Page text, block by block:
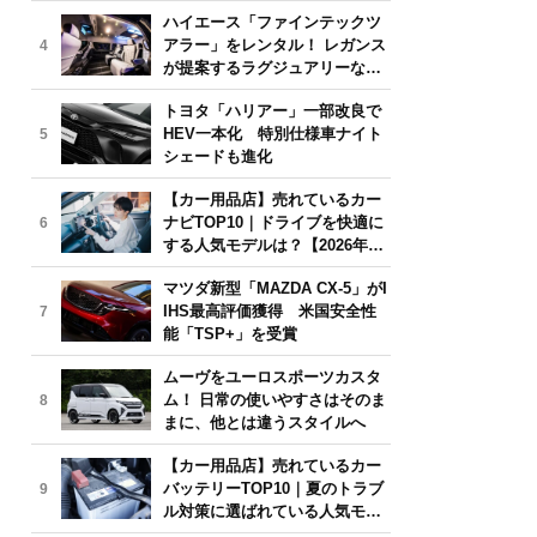
4
ハイエース「ファインテックツ
アラー」をレンタル！ レガンス
が提案するラグジュアリーな移
動体験
5
トヨタ「ハリアー」一部改良で
HEV一本化 特別仕様車ナイト
シェードも進化
6
【カー用品店】売れているカー
ナビTOP10｜ドライブを快適に
する人気モデルは？【2026年6
月版】
7
マツダ新型「MAZDA CX-5」がI
IHS最高評価獲得 米国安全性
能「TSP+」を受賞
8
ムーヴをユーロスポーツカスタ
ム！ 日常の使いやすさはそのま
まに、他とは違うスタイルへ
9
【カー用品店】売れているカー
バッテリーTOP10｜夏のトラブ
ル対策に選ばれている人気モデ